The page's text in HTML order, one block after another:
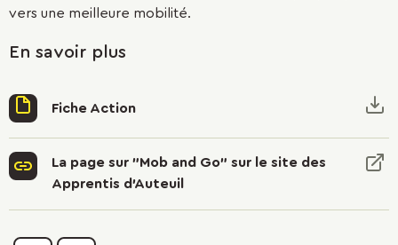
vers une meilleure mobilité.
En savoir plus
Fiche Action
La page sur "Mob and Go" sur le site des
Apprentis d'Auteuil